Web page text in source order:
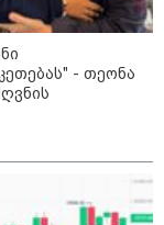
164
ამ დრომდე
- თეონა